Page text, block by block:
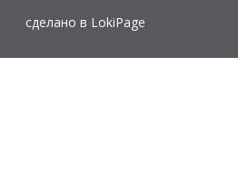
сделано в LokiPage